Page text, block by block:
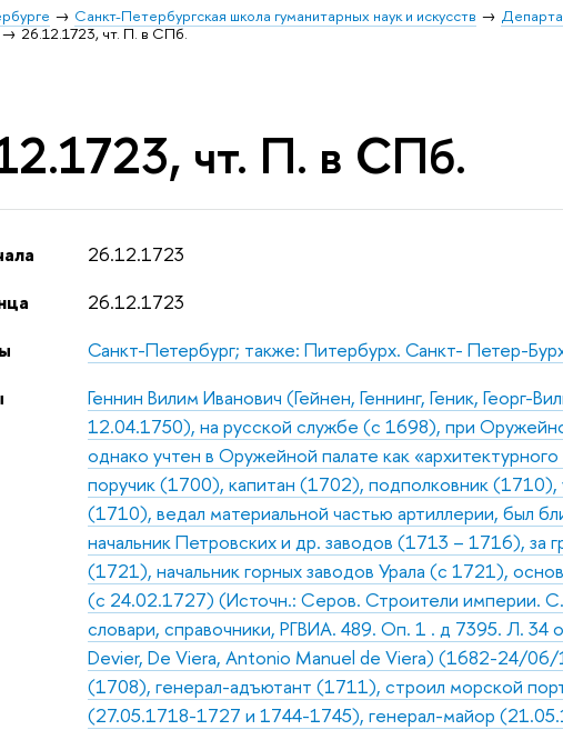
Санкт-Петербургская школа гуманитарных наук и искусств
26.12.1723, чт. П. в СПб.
чт. П. в СПб.
26.12.1723
26.12.1723
Санкт-Петербург; также: Питербурх. Санкт- Петер-
Геннин Вилим Иванович (Гейнен, Геннинг, Геник, Георг-
12.04.1750), на русской службе (с 1698), при
однако учтен в Оружейной палате как
поручик (1700), капитан (1702), подполковник (1710),
(1710), ведал материальной частью артиллерии, был
начальник Петровских и др. заводов (1713 – 1716),
(1721), начальник горных заводов Урала (с 1721),
(с 24.02.1727) (Источн.: Серов. Строители империи.
словари, справочники, РГВИА. 489. Оп. 1 . д 7395. Л. 34
Devier, De Viera, Antonio Manuel de Viera) (1682-24/
(1708), генерал-адъютант (1711), строил морской
(27.05.1718-1727 и 1744-1745), генерал-майор